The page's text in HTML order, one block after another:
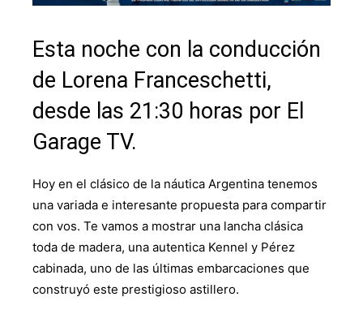
Esta noche con la conducción
de Lorena Franceschetti,
desde las 21:30 horas por El
Garage TV.
Hoy en el clásico de la náutica Argentina tenemos
una variada e interesante propuesta para compartir
con vos. Te vamos a mostrar una lancha clásica
toda de madera, una autentica Kennel y Pérez
cabinada, uno de las últimas embarcaciones que
construyó este prestigioso astillero.